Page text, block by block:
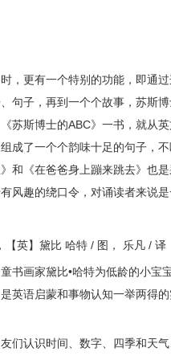
，更有一个特别的功能，即通
句子，再到一个个故事，苏斯
苏斯博士的ABC》一书，就从
成了一个个韵味十足的句子，
和《在爸爸身上蹦来跳去》也
风趣的绕口令，对诵读者来说是
【英】黛比 哈特 / 图， 乐凡 / 译
书画家黛比•哈特为低龄的小宝
英语启蒙和事物认知一举两得
们认识时间、数字、四季和天